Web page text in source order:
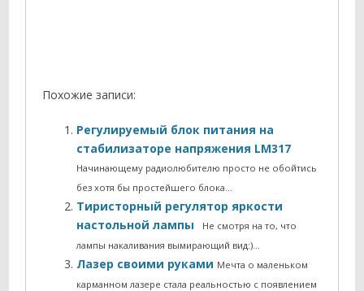
Похожие записи:
Регулируемый блок питания на
стабилизаторе напряжения LM317
Начинающему радиолюбителю просто не обойтись
без хотя бы простейшего блока…
Тиристорный регулятор яркости
настольной лампы
Не смотря на то, что
лампы накаливания вымирающий вид:)…
Лазер своими руками Мечта о маленьком
карманном лазере стала реальностью с появлением